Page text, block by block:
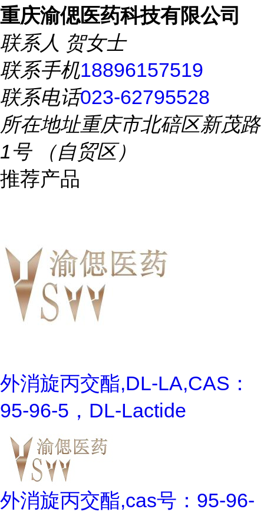
重庆渝偲医药科技有限公司
联系人 贺女士
联系手机18896157519
联系电话023-62795528
所在地址重庆市北碚区新茂路
1号 （自贸区）
推荐产品
外消旋丙交酯,DL-LA,CAS：
95-96-5，DL-Lactide
外消旋丙交酯,cas号：95-96-